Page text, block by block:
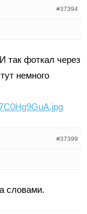
#37394
так фоткал через
немного
#37399
словами.